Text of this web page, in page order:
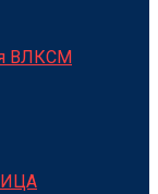
ВЛКСМ